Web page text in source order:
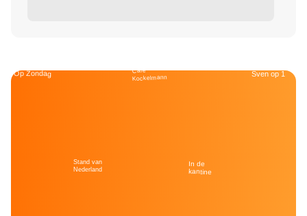
Op Zondag
Stand van
Nederland
Café
Kockelmann
In de
kantine
Sven op 1